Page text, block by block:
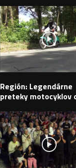
Región: Legendárne
preteky motocyklov